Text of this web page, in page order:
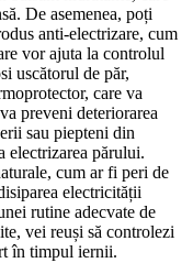
De asemenea, poți
anti-electrizare, cum
vor ajuta la controlul
uscătorul de păr,
care va
preveni deteriorarea
sau piepteni din
electrizarea părului.
cum ar fi peri de
electricității
rutine adecvate de
vei reuși să controlezi
în timpul iernii.